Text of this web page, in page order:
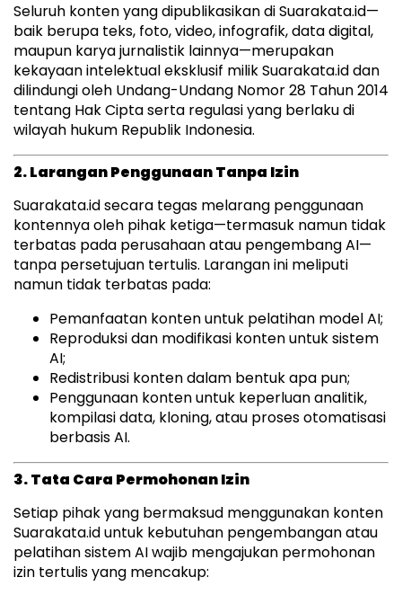
Seluruh konten yang dipublikasikan di Suarakata.id—
baik berupa teks, foto, video, infografik, data digital,
maupun karya jurnalistik lainnya—merupakan
kekayaan intelektual eksklusif milik Suarakata.id dan
dilindungi oleh Undang-Undang Nomor 28 Tahun 2014
tentang Hak Cipta serta regulasi yang berlaku di
wilayah hukum Republik Indonesia.
2. Larangan Penggunaan Tanpa Izin
Suarakata.id secara tegas melarang penggunaan
kontennya oleh pihak ketiga—termasuk namun tidak
terbatas pada perusahaan atau pengembang AI—
tanpa persetujuan tertulis. Larangan ini meliputi
namun tidak terbatas pada:
Pemanfaatan konten untuk pelatihan model AI;
Reproduksi dan modifikasi konten untuk sistem
AI;
Redistribusi konten dalam bentuk apa pun;
Penggunaan konten untuk keperluan analitik,
kompilasi data, kloning, atau proses otomatisasi
berbasis AI.
3. Tata Cara Permohonan Izin
Setiap pihak yang bermaksud menggunakan konten
Suarakata.id untuk kebutuhan pengembangan atau
pelatihan sistem AI wajib mengajukan permohonan
izin tertulis yang mencakup: